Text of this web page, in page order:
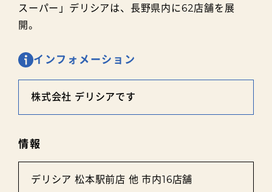
スーパー」デリシアは、長野県内に62店舗を展
開。
インフォメーション
株式会社 デリシアです
情報
デリシア 松本駅前店 他 市内16店舗